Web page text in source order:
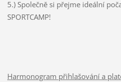
5.) Společně si přejme ideální
SPORTCAMP!
Harmonogram přihlašování a